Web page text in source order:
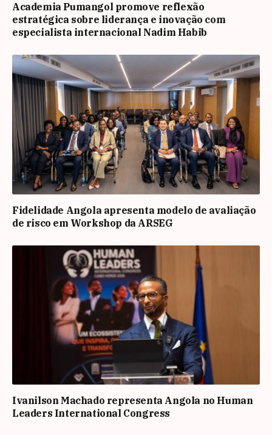
Academia Pumangol promove reflexão
estratégica sobre liderança e inovação com
especialista internacional Nadim Habib
Fidelidade Angola apresenta modelo de avaliação
de risco em Workshop da ARSEG
Ivanilson Machado representa Angola no Human
Leaders International Congress